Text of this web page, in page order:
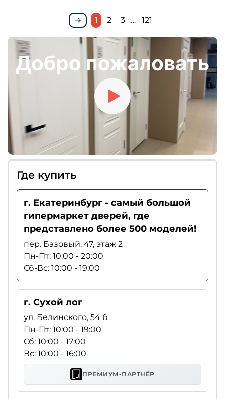
1 2 3 … 121
Где купить
г. Екатеринбург - самый большой
гипермаркет дверей, где
представлено более 500 моделей!
пер. Базовый, 47, этаж 2
Пн-Пт: 10:00 - 20:00
Сб-Вс: 10:00 - 19:00
г. Сухой лог
ул. Белинского, 54 б
Пн-Пт: 10:00 - 19:00
Сб: 10:00 - 17:00
Вс: 10:00 - 16:00
ПРЕМИУМ-ПАРТНЁР